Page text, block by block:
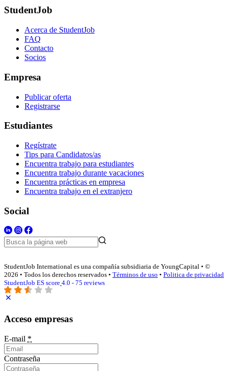
StudentJob
Acerca de StudentJob
FAQ
Contacto
Socios
Empresa
Publicar oferta
Registrarse
Estudiantes
Regístrate
Tips para Candidatos/as
Encuentra trabajo para estudiantes
Encuentra trabajo durante vacaciones
Encuentra prácticas en empresa
Encuentra trabajo en el extranjero
Social
StudentJob International es una compañía subsidiaria de YoungCapital • ©
2026 • Todos los derechos reservados • Términos de uso • Politica de privacidad
StudentJob ES score 4.0 - 75 reviews
Acceso empresas
E-mail *
Contraseña